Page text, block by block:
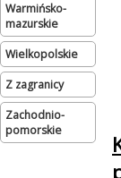
warmińsko-
mazurskie
wielkopolskie
Z zagranicy
zachodnio-
pomorskie